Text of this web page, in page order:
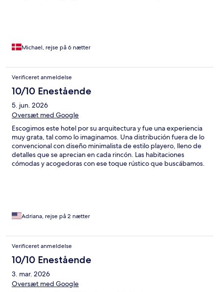
Michael, rejse på 6 nætter
Verificeret anmeldelse
10/10 Enestående
5. jun. 2026
Oversæt med Google
Escogimos este hotel por su arquitectura y fue una experiencia
muy grata, tal como lo imaginamos. Una distribución fuera de lo
convencional con diseño minimalista de estilo playero, lleno de
detalles que se aprecian en cada rincón. Las habitaciones
cómodas y acogedoras con ese toque rústico que buscábamos.
Adriana, rejse på 2 nætter
Verificeret anmeldelse
10/10 Enestående
3. mar. 2026
Oversæt med Google